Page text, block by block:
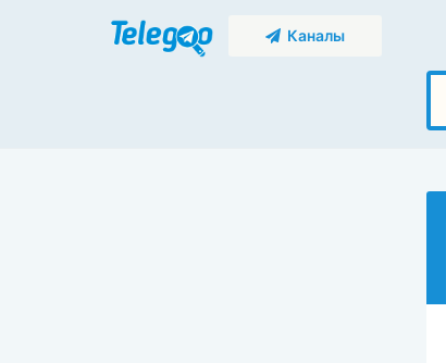
Каналы